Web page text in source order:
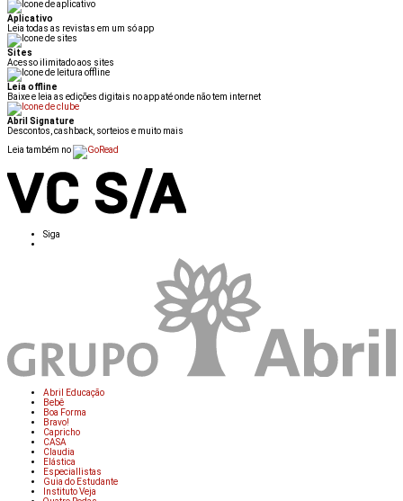
Aplicativo
Leia todas as revistas em um só app
Sites
Acesso ilimitado aos sites
Leia offline
Baixe e leia as edições digitais no app até onde não tem internet
Abril Signature
Descontos, cashback, sorteios e muito mais
Leia também no
Siga
Abril Educação
Bebê
Boa Forma
Bravo!
Capricho
CASA
Claudia
Elástica
Especiallistas
Guia do Estudante
Instituto Veja